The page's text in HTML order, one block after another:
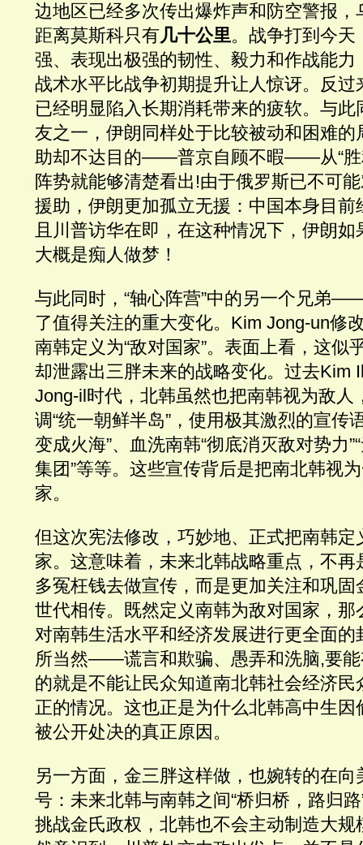
边地区已经多次传出爆炸声和防空警报，
距离莫斯科只有几十公里。战争打到今天
强、表现出极强的韧性、毅力和作战能力
战术水平比战争初期提升让人惊讶。反过
已经明显陷入长期消耗带来的疲软。与
友之一，伊朗同样处于比较被动和困难的
助却不达目的——普京自顾不暇——从“胜
阵势就能够清楚看出!由于俄罗斯已不可
援助，伊朗更加孤立无援：中国本身目前
且川普访华在即，在这种情况下，伊朗如
大概是痴人做梦！
与此同时，“轴心阵营”中的另一个兄弟
了值得关注的重大变化。Kim Jong-un修
南韩定义为“敌对国家”。表面上看，这似
却泄露出三胖未来的战略变化。过去Kim
Jong-il时代，北韩虽然也把南韩视为敌人
调“统一朝鲜半岛”，使用极其激烈的宣传
变成火海”、血洗南韩“彻底消灭敌对势力
集团”等等。这些宣传背后是把南北韩视
家。
但这次宪法修改，巧妙地、正式把南韩定
家。这意味着，未来北韩战略重点，不再
多冤枉钱去做宣传，而是更加关注和巩固
世代相传。既然定义南韩为敌对国家，那
对南韩生活水平和经济发展进行更全面的
所当然——谎言和欺骗、愚弄和洗脑,要
的就是不能让民众知道南北韩社会经济民
正的情况。这也正是为什么北韩高中生因
被公开处决的真正原因。
另一方面，金三胖这样做，也婉转的在向
号：未来北韩与南韩之间“桥归桥，路归
挑战金氏政权，北韩也不会主动制造大规